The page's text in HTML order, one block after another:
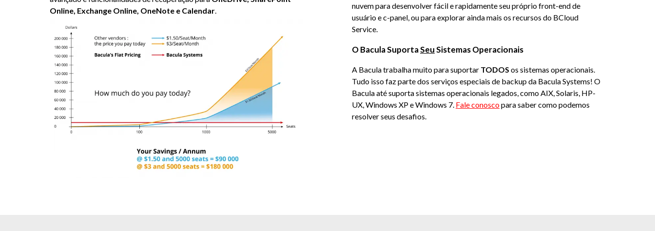
Online, Exchange Online, OneNote e Calendar.
nuvem para desenvolver fácil e rapidamente seu próprio front-end de
usuário e c-panel, ou para explorar ainda mais os recursos do BCloud
Service.
O Bacula SuportaSeuSistemas Operacionais
A Bacula trabalha muito para suportar TODOS os sistemas operacionais.
Tudo isso faz parte dos serviços especiais de backup da Bacula Systems! O
Bacula até suporta sistemas operacionais legados, como AIX, Solaris, HP-
UX, Windows XP e Windows 7. Fale conoscopara saber como podemos
resolver seus desafios.